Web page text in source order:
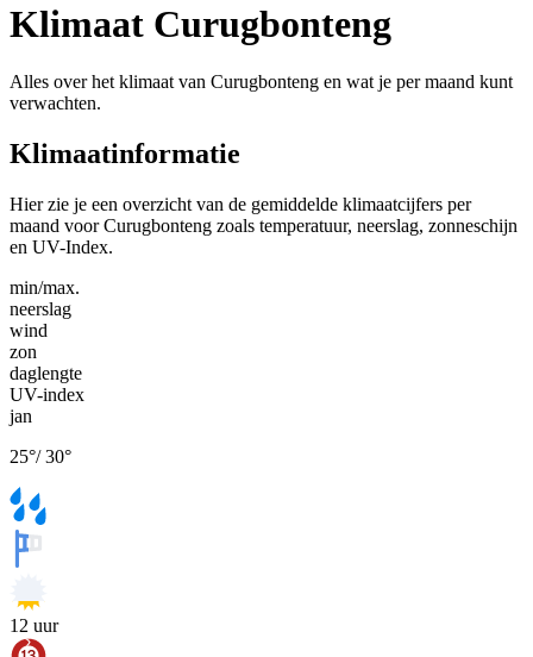
Klimaat Curugbonteng
Alles over het klimaat van Curugbonteng en wat je per maand kunt
verwachten.
Klimaatinformatie
Hier zie je een overzicht van de gemiddelde klimaatcijfers per
maand voor Curugbonteng zoals temperatuur, neerslag, zonneschijn
en UV-Index.
min/max.
neerslag
wind
zon
daglengte
UV-index
jan
25°/30°
12 uur